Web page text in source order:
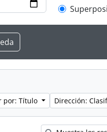
por: Título
Dirección: